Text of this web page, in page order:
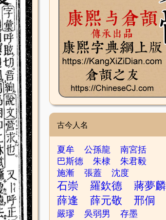
古今人名
夏牟 公孫龍
南宮括
巴斯德
朱棣
朱君毅
施漸
張蓋 沈度
石崇 羅欽德
蔣夢麟
薛逢
薛元敬 邢侗
嚴璆 吳弱男
存墨